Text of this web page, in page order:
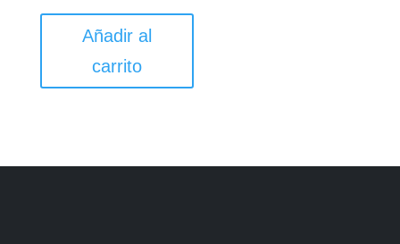
Añadir al
carrito